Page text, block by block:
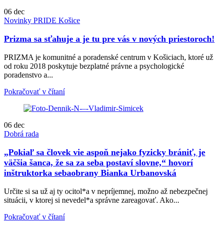
06 dec
Novinky PRIDE Košice
Prizma sa sťahuje a je tu pre vás v nových priestoroch!
PRIZMA je komunitné a poradenské centrum v Košiciach, ktoré už
od roku 2018 poskytuje bezplatné právne a psychologické
poradenstvo a...
Pokračovať v čítaní
06 dec
Dobrá rada
„Pokiaľ sa človek vie aspoň nejako fyzicky brániť, je
väčšia šanca, že sa za seba postaví slovne,“ hovorí
inštruktorka sebaobrany Bianka Urbanovská
Určite si sa už aj ty ocitol*a v nepríjemnej, možno až nebezpečnej
situácii, v ktorej si nevedel*a správne zareagovať. Ako...
Pokračovať v čítaní